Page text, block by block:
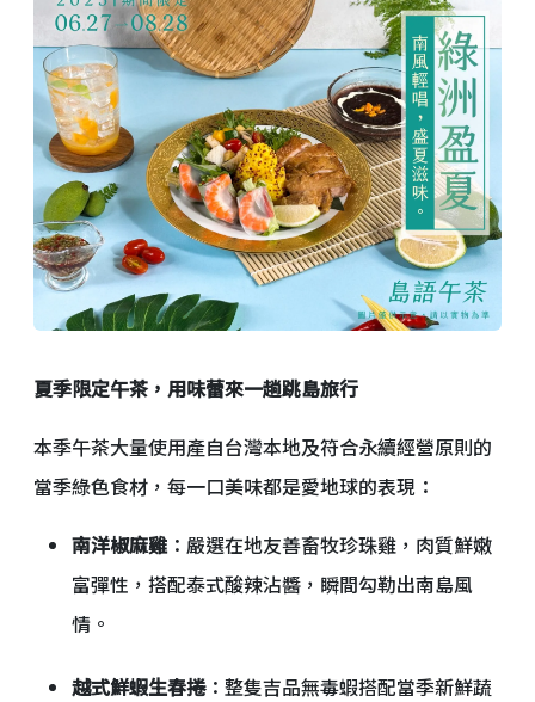
夏季限定午茶，用味蕾來一趟跳島旅行
本季午茶大量使用產自台灣本地及符合永續經營原則的
當季綠色食材，每一口美味都是愛地球的表現：
南洋椒麻雞：嚴選在地友善畜牧珍珠雞，肉質鮮嫩
富彈性，搭配泰式酸辣沾醬，瞬間勾勒出南島風
情。
越式鮮蝦生春捲：整隻吉品無毒蝦搭配當季新鮮蔬